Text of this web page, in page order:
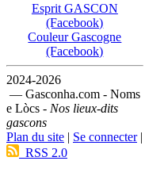
Esprit GASCON
(Facebook)
Couleur Gascogne
(Facebook)
2024-2026
— Gasconha.com - Noms
e Lòcs - Nos lieux-dits
gascons
Plan du site | Se connecter|
RSS 2.0